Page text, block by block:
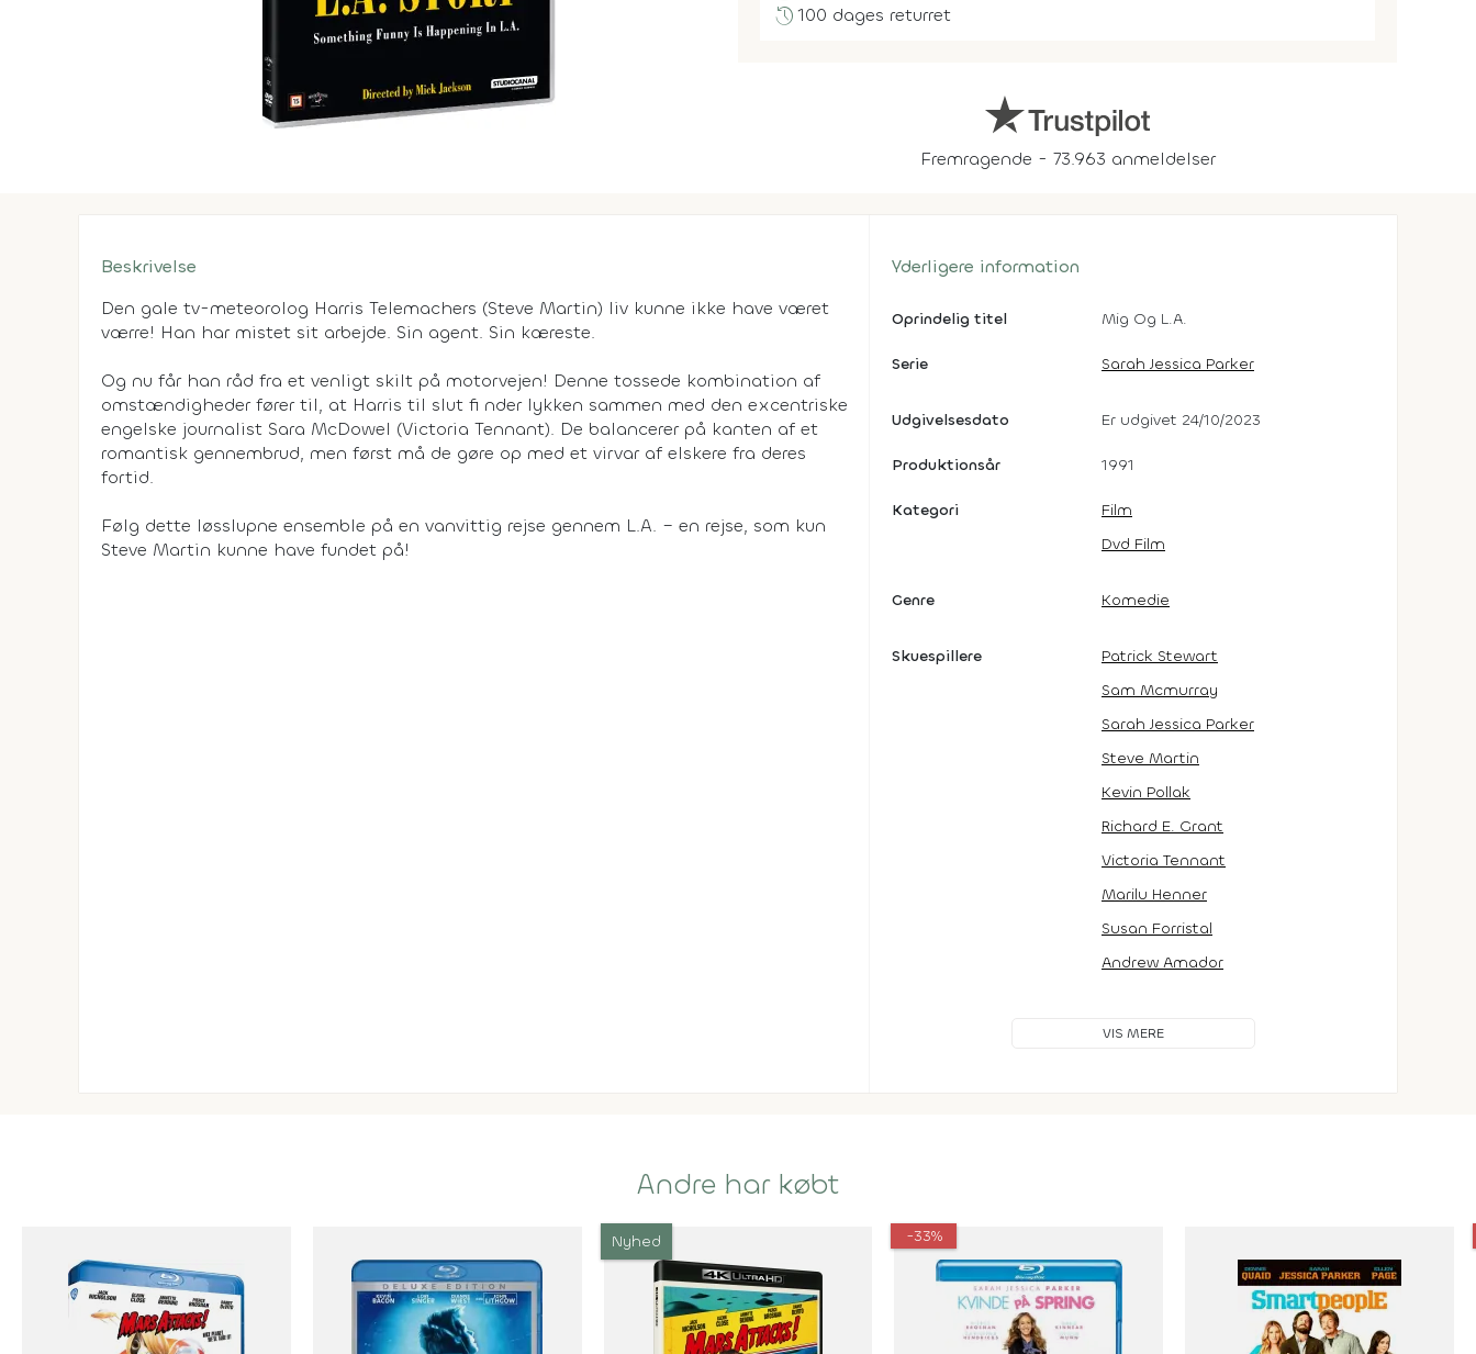
history100 dages returret
Fremragende - 73.963 anmeldelser
Beskrivelse
Den gale tv-meteorolog Harris Telemachers (Steve Martin) liv kunne ikke have været
værre! Han har mistet sit arbejde. Sin agent. Sin kæreste.
Og nu får han råd fra et venligt skilt på motorvejen! Denne tossede kombination af
omstændigheder fører til, at Harris til slut fi nder lykken sammen med den excentriske
engelske journalist Sara McDowel (Victoria Tennant). De balancerer på kanten af et
romantisk gennembrud, men først må de gøre op med et virvar af elskere fra deres
fortid.
Følg dette løsslupne ensemble på en vanvittig rejse gennem L.A. – en rejse, som kun
Steve Martin kunne have fundet på!
Yderligere information
Oprindelig titel Mig Og L.A.
Serie Sarah Jessica Parker
Udgivelsesdato Er udgivet 24/10/2023
Produktionsår 1991
Kategori
Film
Dvd Film
Genre Komedie
Skuespillere
Patrick Stewart
Sam Mcmurray
Sarah Jessica Parker
Steve Martin
Kevin Pollak
Richard E. Grant
Victoria Tennant
Marilu Henner
Susan Forristal
Andrew Amador
VIS MERE
Andre har købt
Nyhed -33%